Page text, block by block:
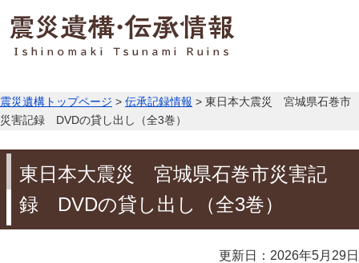
震災遺構トップページ > 伝承記録情報 > 東日本大震災 宮城県石巻市
災害記録 DVDの貸し出し（全3巻）
東日本大震災 宮城県石巻市災害記
録 DVDの貸し出し（全3巻）
更新日：2026年5月29日